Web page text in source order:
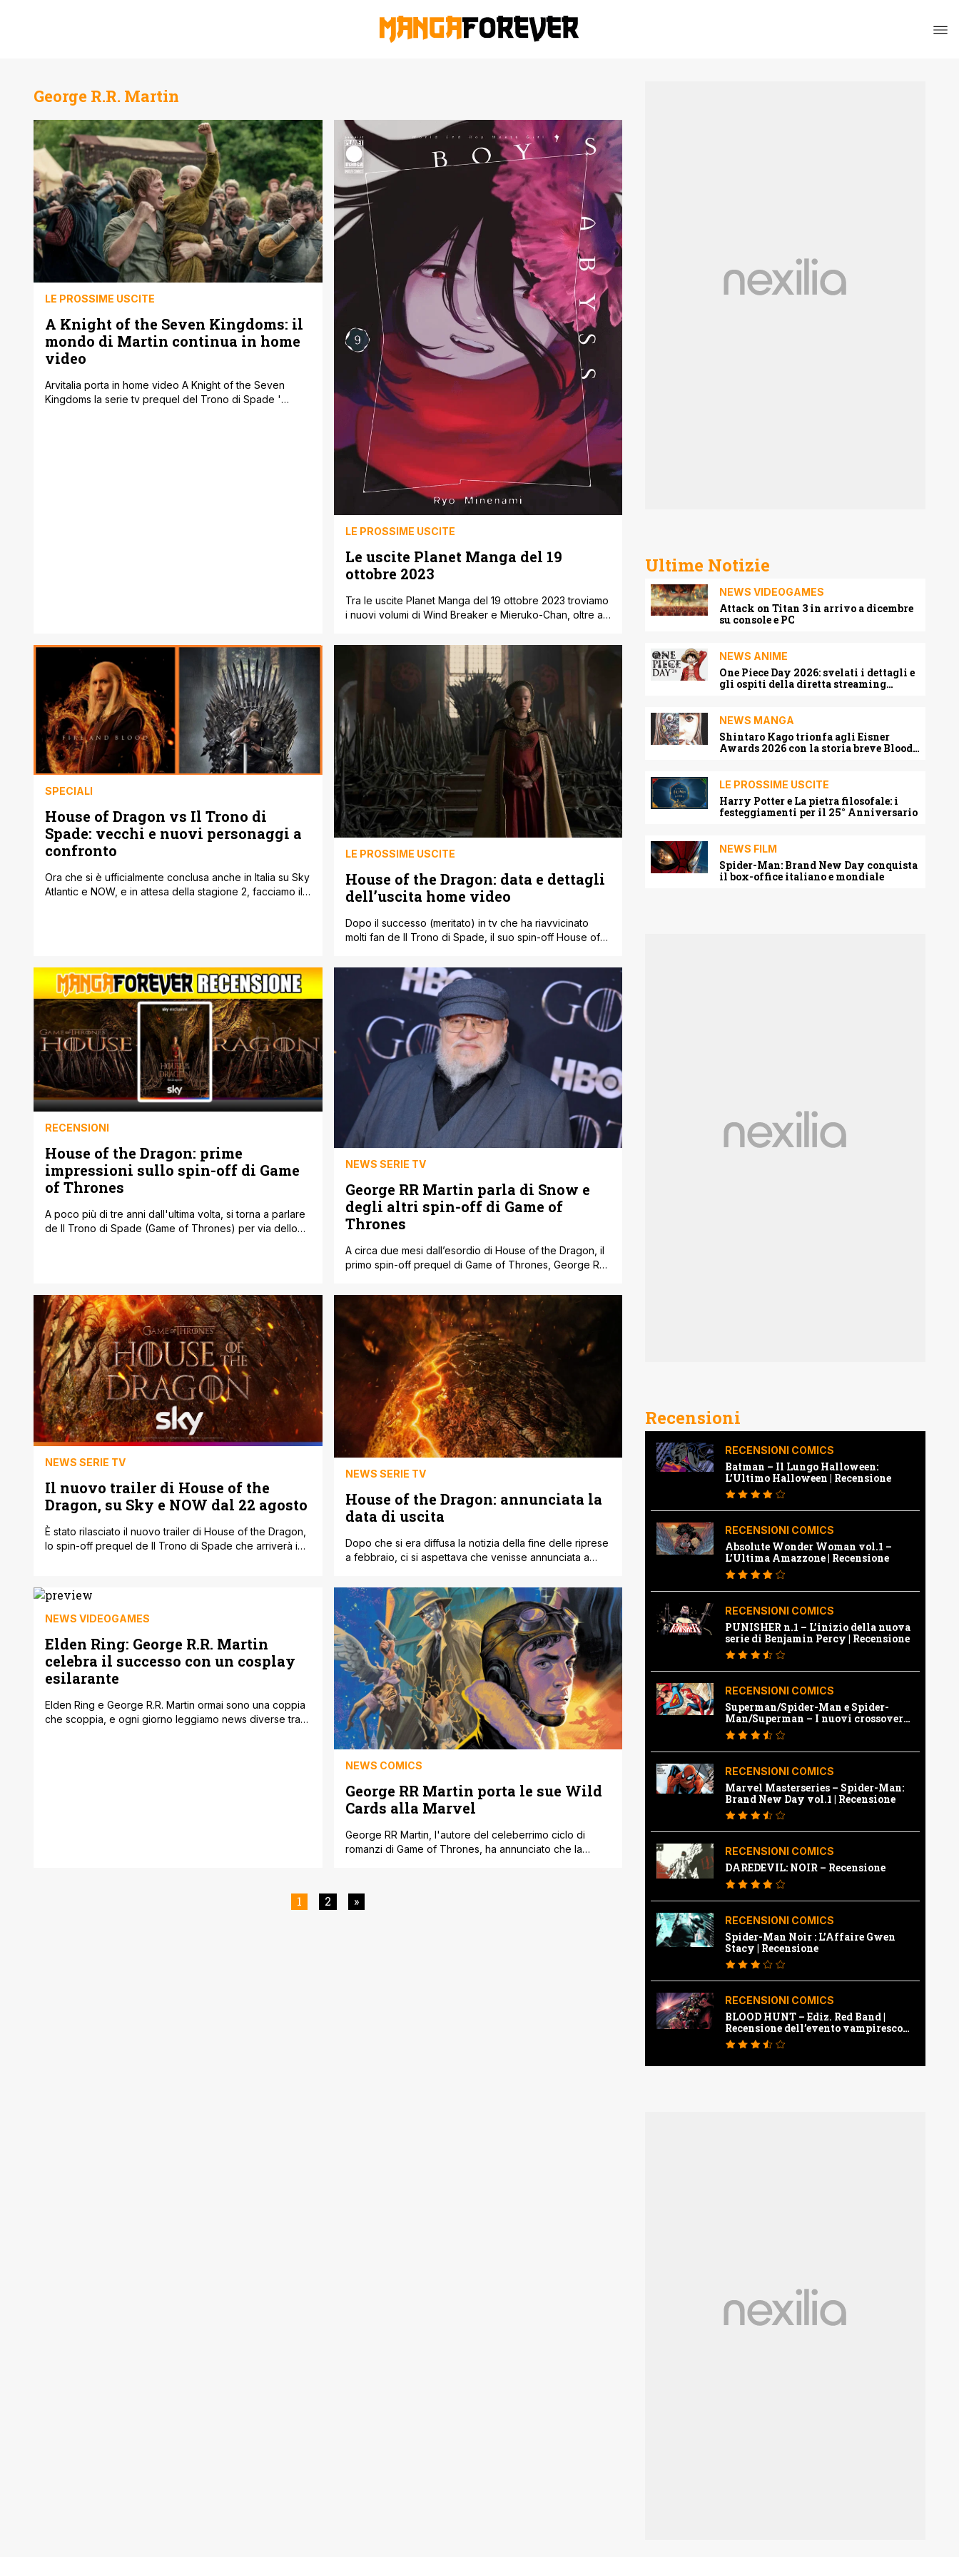
George R.R. Martin
LE PROSSIME USCITE
A Knight of the Seven Kingdoms: il
mondo di Martin continua in home
video
Arvitalia porta in home video A Knight of the Seven
Kingdoms la serie tv prequel del Trono di Spade '
LE PROSSIME USCITE
Le uscite Planet Manga del 19
ottobre 2023
Tra le uscite Planet Manga del 19 ottobre 2023 troviamo
i nuovi volumi di Wind Breaker e Mieruko-Chan, oltre ai
nell’esclusivo cofanetto. Di seguito, direttamente dal sito
ufficiale della casa editrice, tutte le uscite Planet Manga
del 19 ottobre 2023. Le uscite Planet Manga del 19
ottobre [']
SPECIALI
House of Dragon vs Il Trono di
Spade: vecchi e nuovi personaggi a
confronto
Ora che si è ufficialmente conclusa anche in Italia su Sky
Atlantic e NOW, e in attesa della stagione 2, facciamo il
LE PROSSIME USCITE
House of the Dragon: data e dettagli
dell’uscita home video
Dopo il successo (meritato) in tv che ha riavvicinato
molti fan de Il Trono di Spade, il suo spin-off House of
regno di Casa Targaryen avrà inizio in House of the
Dragon: La prima stagione completa, disponibile dal 14
febbraio 2023 con Warner Bros. Home [']
RECENSIONI
House of the Dragon: prime
impressioni sullo spin-off di Game
of Thrones
A poco più di tre anni dall'ultima volta, si torna a parlare
de Il Trono di Spade (Game of Thrones) per via dello
NEWS SERIE TV
George RR Martin parla di Snow e
degli altri spin-off di Game of
Thrones
A circa due mesi dall’esordio di House of the Dragon, il
primo spin-off prequel di Game of Thrones, George RR
annunciato da The Hollywood Reporter incentrato su
Jon Snow. Martin ha confermato che lo spin-off che
dovrebbe riprendere il personaggio di Jon Snow (con il
ritorno di Kit [']
NEWS SERIE TV
Il nuovo trailer di House of the
Dragon, su Sky e NOW dal 22 agosto
È stato rilasciato il nuovo trailer di House of the Dragon,
lo spin-off prequel de Il Trono di Spade che arriverà in
tutte le serie evento, il canale satellitare presenterà la
puntata andata in onda il [']
NEWS SERIE TV
House of the Dragon: annunciata la
data di uscita
Dopo che si era diffusa la notizia della fine delle riprese
a febbraio, ci si aspettava che venisse annunciata a
spin-off di Game of Thrones incentrata sulla storia della
famiglia Targaryen. Ebbene, oggi HBO ha diffuso sui
social l'annuncio della data di diffusione [']
NEWS VIDEOGAMES
Elden Ring: George R.R. Martin
celebra il successo con un cosplay
esilarante
Elden Ring e George R.R. Martin ormai sono una coppia
che scoppia, e ogni giorno leggiamo news diverse tra
NEWS COMICS
George RR Martin porta le sue Wild
Cards alla Marvel
George RR Martin, l'autore del celeberrimo ciclo di
romanzi di Game of Thrones, ha annunciato che la
sapranno, il mondo di Wild Cards occupa un posto
speciale nel mio cuore, quindi avere il privilegio di
1 2 »
Ultime Notizie
NEWS VIDEOGAMES
Attack on Titan 3 in arrivo a dicembre
su console e PC
NEWS ANIME
One Piece Day 2026: svelati i dettagli e
gli ospiti della diretta streaming
NEWS MANGA
Shintaro Kago trionfa agli Eisner
Awards 2026 con la storia breve Blood
LE PROSSIME USCITE
Harry Potter e La pietra filosofale: i
festeggiamenti per il 25° Anniversario
NEWS FILM
Spider-Man: Brand New Day conquista
il box-office italiano e mondiale
Recensioni
RECENSIONI COMICS
Batman – Il Lungo Halloween:
L’Ultimo Halloween | Recensione
RECENSIONI COMICS
Absolute Wonder Woman vol.1 –
L’Ultima Amazzone | Recensione
RECENSIONI COMICS
PUNISHER n.1 – L’inizio della nuova
serie di Benjamin Percy | Recensione
RECENSIONI COMICS
Superman/Spider-Man e Spider-
Man/Superman – I nuovi crossover
Marvel e Dc | Recensione
RECENSIONI COMICS
Marvel Masterseries – Spider-Man:
Brand New Day vol.1 | Recensione
RECENSIONI COMICS
DAREDEVIL: NOIR – Recensione
RECENSIONI COMICS
Spider-Man Noir : L’Affaire Gwen
Stacy | Recensione
RECENSIONI COMICS
BLOOD HUNT – Ediz. Red Band |
Recensione dell’evento vampiresco
della Marvel